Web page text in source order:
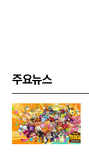
주요뉴스